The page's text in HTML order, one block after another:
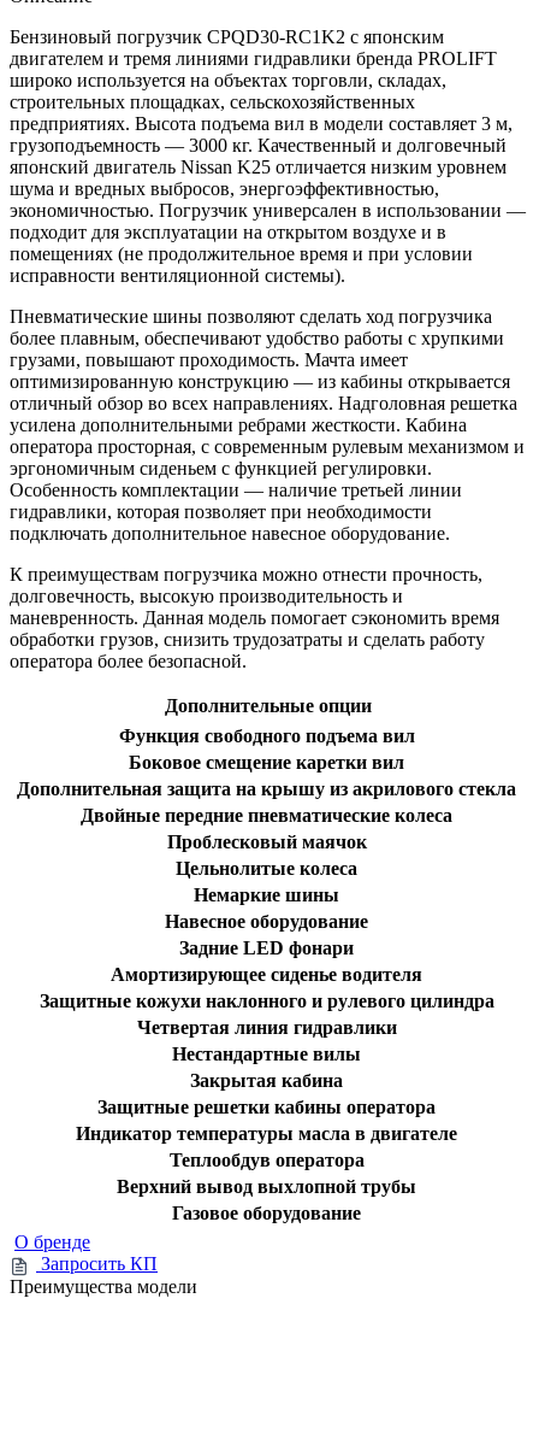
Бензиновый погрузчик CPQD30-RC1K2 с японским
двигателем и тремя линиями гидравлики бренда PROLIFT
широко используется на объектах торговли, складах,
строительных площадках, сельскохозяйственных
предприятиях. Высота подъема вил в модели составляет 3 м,
грузоподъемность — 3000 кг. Качественный и долговечный
японский двигатель Nissan K25 отличается низким уровнем
шума и вредных выбросов, энергоэффективностью,
экономичностью. Погрузчик универсален в использовании —
подходит для эксплуатации на открытом воздухе и в
помещениях (не продолжительное время и при условии
исправности вентиляционной системы).
Пневматические шины позволяют сделать ход погрузчика
более плавным, обеспечивают удобство работы с хрупкими
грузами, повышают проходимость. Мачта имеет
оптимизированную конструкцию — из кабины открывается
отличный обзор во всех направлениях. Надголовная решетка
усилена дополнительными ребрами жесткости. Кабина
оператора просторная, с современным рулевым механизмом и
эргономичным сиденьем с функцией регулировки.
Особенность комплектации — наличие третьей линии
гидравлики, которая позволяет при необходимости
подключать дополнительное навесное оборудование.
К преимуществам погрузчика можно отнести прочность,
долговечность, высокую производительность и
маневренность. Данная модель помогает сэкономить время
обработки грузов, снизить трудозатраты и сделать работу
оператора более безопасной.
Дополнительные опции
Функция свободного подъема вил
Боковое смещение каретки вил
Дополнительная защита на крышу из акрилового стекла
Двойные передние пневматические колеса
Проблесковый маячок
Цельнолитые колеса
Немаркие шины
Навесное оборудование
Задние LED фонари
Амортизирующее сиденье водителя
Защитные кожухи наклонного и рулевого цилиндра
Четвертая линия гидравлики
Нестандартные вилы
Закрытая кабина
Защитные решетки кабины оператора
Индикатор температуры масла в двигателе
Теплообдув оператора
Верхний вывод выхлопной трубы
Газовое оборудование
О бренде
Запросить КП
Преимущества модели